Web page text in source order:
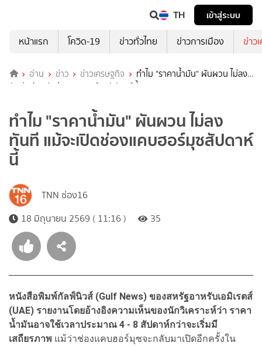
TH
เข้าสู่ระบบ
หน้าแรก
โควิด-19 ข่าวทั่วไทย ข่าวการเมือง ข่าว
อ่าน ข่าว ข่าวเศรษฐกิจ
ทำไม "ราคาน้ำมัน" ผันผวน ไม่ลง
ทันที แม้จะเปิดช่องแคบฮอร์มุซสัปดาห์นี้
ทำไม "ราคาน้ำมัน" ผันผวน ไม่ลง
ทันที แม้จะเปิดช่องแคบฮอร์มุซสัปดาห์
นี้
TNN ช่อง16
18 มิถุนายน 2569 ( 11:16 )
35
หนังสือพิมพ์กัลฟ์นิวส์ (Gulf News) ของสหรัฐอาหรับเอมิเรตส์
(UAE) รายงานโดยอ้างอิงความเห็นของนักวิเคราะห์ว่า ราคา
น้ำมันอาจใช้เวลาประมาณ 4 - 8 สัปดาห์กว่าจะเริ่มมี
เสถียรภาพ แม้ว่าช่องแคบฮอร์มุซจะกลับมาเปิดอีกครั้งใน